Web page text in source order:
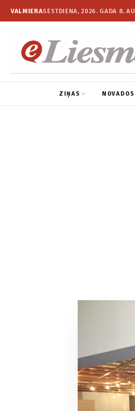
VALMIERASESTDIENA, 2026. GADA 8.
ZIŅAS NOVADOS